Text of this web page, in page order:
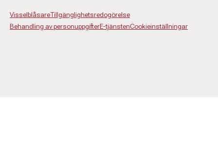
VisselblåsareTillgänglighetsredogörelse
Behandling av personuppgifterE-tjänstenCookieinställningar